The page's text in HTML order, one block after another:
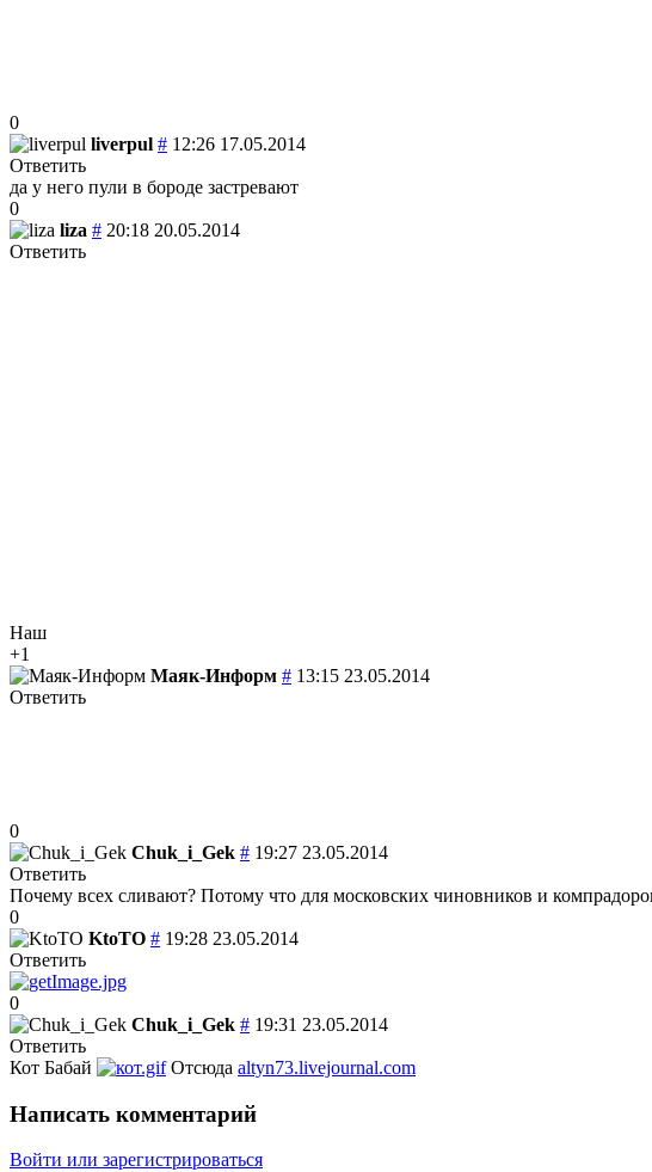
0
liverpul # 12:26 17.05.2014
Ответить
да у него пули в бороде застревают
0
liza # 20:18 20.05.2014
Ответить
Наш
+1
Маяк-Информ # 13:15 23.05.2014
Ответить
0
Chuk_i_Gek # 19:27 23.05.2014
Ответить
Почему всех сливают? Потому что для московских чиновников и
0
KtoTO # 19:28 23.05.2014
Ответить
0
Chuk_i_Gek # 19:31 23.05.2014
Ответить
Кот Бабай
Отсюда altyn73.livejournal.com
Написать комментарий
Войти или зарегистрироваться